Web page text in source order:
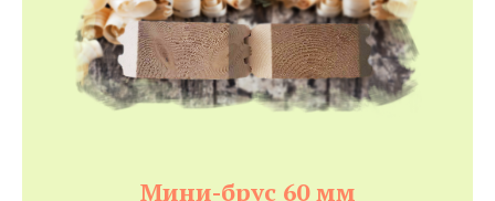
Мини-брус 60 мм